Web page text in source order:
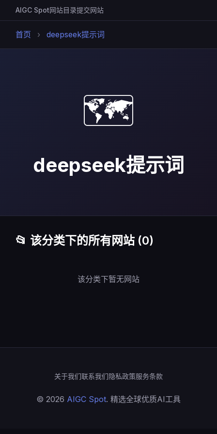
AIGC Spot网站目录提交网站
首页 › deepseek提示词
🗺️
deepseek提示词
📂 该分类下的所有网站 (0)
该分类下暂无网站
关于我们联系我们隐私政策服务条款
© 2026 AIGC Spot. 精选全球优质AI工具